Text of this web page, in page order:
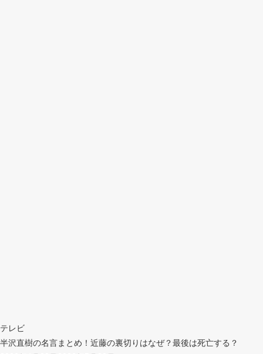
テレビ
半沢直樹の名言まとめ！近藤の裏切りはなぜ？最後は死亡する？